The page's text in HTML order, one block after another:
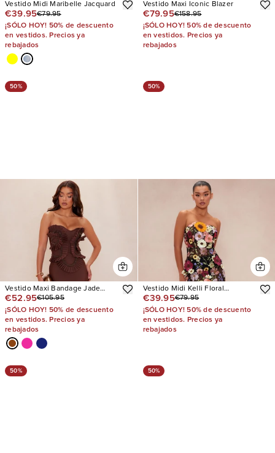
Vestido Midi Maribelle Jacquard
€39.95€79.95
¡SÓLO HOY! 50% de descuento
en vestidos. Precios ya
rebajados
Vestido Maxi Iconic Blazer
€79.95€158.95
¡SÓLO HOY! 50% de descuento
en vestidos. Precios ya
rebajados
50%
Vestido Maxi Bandage Jade
Beaded
€52.95€105.95
¡SÓLO HOY! 50% de descuento
en vestidos. Precios ya
rebajados
50%
Vestido Midi Kelli Floral
Embroidered
€39.95€79.95
¡SÓLO HOY! 50% de descuento
en vestidos. Precios ya
rebajados
50% 50%